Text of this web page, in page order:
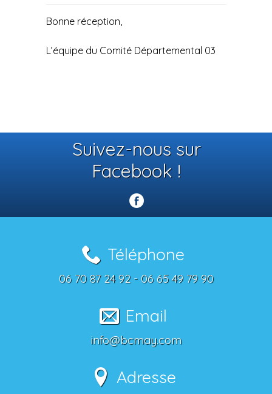
Bonne réception,
L’équipe du Comité Départemental 03
Suivez-nous sur
Facebook !
Téléphone
06 70 87 24 92 - 06 65 49 79 90
Email
info@bcmay.com
Adresse